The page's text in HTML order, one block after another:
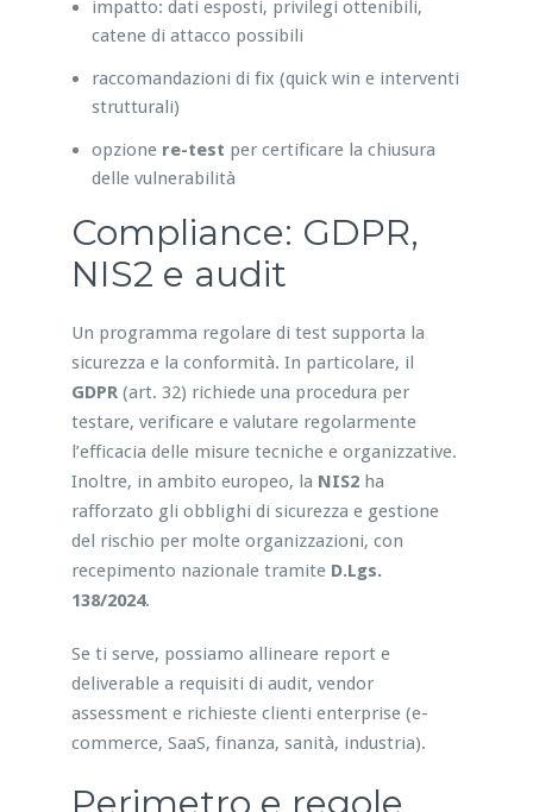
impatto: dati esposti, privilegi ottenibili,
catene di attacco possibili
raccomandazioni di fix (quick win e interventi
strutturali)
opzione re-test per certificare la chiusura
delle vulnerabilità
Compliance: GDPR,
NIS2 e audit
Un programma regolare di test supporta la
sicurezza e la conformità. In particolare, il
GDPR(art. 32) richiede una procedura per
testare, verificare e valutare regolarmente
l’efficacia delle misure tecniche e organizzative.
Inoltre, in ambito europeo, la NIS2ha
rafforzato gli obblighi di sicurezza e gestione
del rischio per molte organizzazioni, con
recepimento nazionale tramite D.Lgs.
138/2024.
Se ti serve, possiamo allineare report e
deliverable a requisiti di audit, vendor
assessment e richieste clienti enterprise (e-
commerce, SaaS, finanza, sanità, industria).
Perimetro e regole